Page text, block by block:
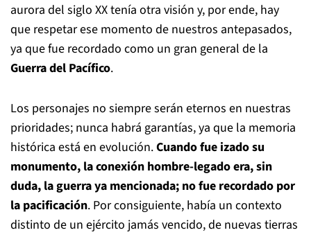
aurora del siglo XX tenía otra visión y, por ende, hay
que respetar ese momento de nuestros antepasados,
ya que fue recordado como un gran general de la
Guerra del Pacífico.
Los personajes no siempre serán eternos en nuestras
prioridades; nunca habrá garantías, ya que la memoria
histórica está en evolución.Cuando fue izado su
monumento, la conexión hombre-legado era, sin
duda, la guerra ya mencionada; no fue recordado por
la pacificación. Por consiguiente, había un contexto
distinto de un ejército jamás vencido, de nuevas tierras